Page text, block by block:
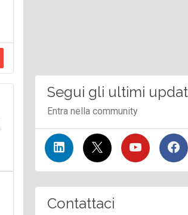
Segui gli ultimi
Entra nella community
Contattaci